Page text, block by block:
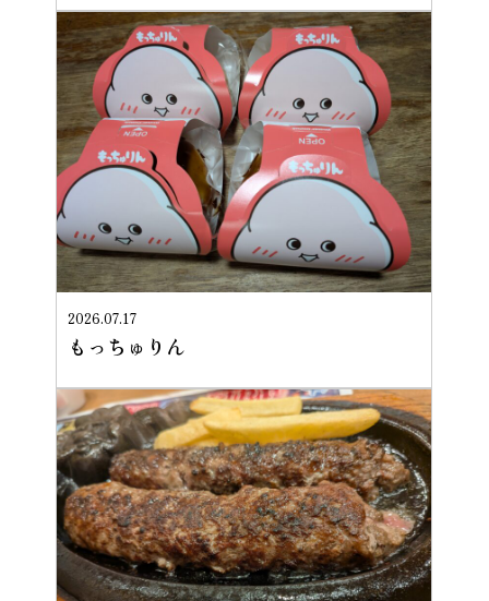
2026.07.17
もっちゅりん